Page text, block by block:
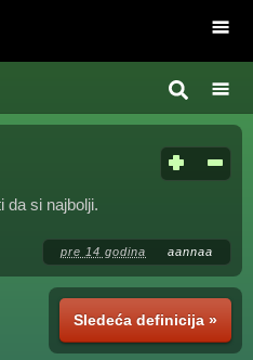
da si najbolji.
pre 14 godina aannaa
Sledeća definicija »